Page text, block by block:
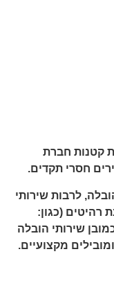
קטנות חברת
חסרי תקדים.
לרבות שירותי
(כגון:
שירותי הובלה
מקצועיים.